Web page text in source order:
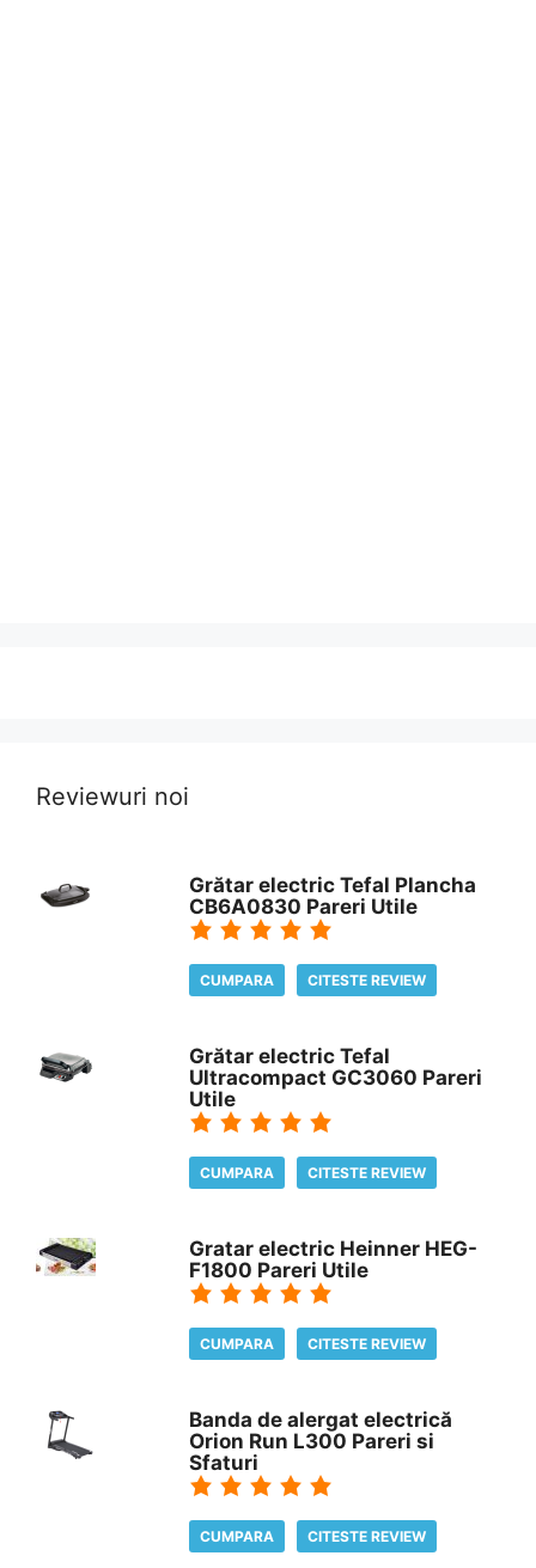
Reviewuri noi
Grătar electric Tefal Plancha
CB6A0830 Pareri Utile
CUMPARA CITESTE REVIEW
Grătar electric Tefal
Ultracompact GC3060 Pareri
Utile
CUMPARA CITESTE REVIEW
Gratar electric Heinner HEG-
F1800 Pareri Utile
CUMPARA CITESTE REVIEW
Banda de alergat electrică
Orion Run L300 Pareri si
Sfaturi
CUMPARA CITESTE REVIEW